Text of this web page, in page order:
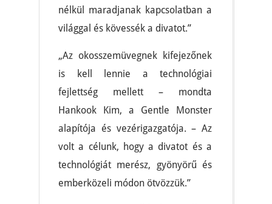
nélkül maradjanak kapcsolatban a
világgal és kövessék a divatot.”
„Az okosszemüvegnek kifejezőnek
is kell lennie a technológiai
fejlettség mellett – mondta
Hankook Kim, a Gentle Monster
alapítója és vezérigazgatója. – Az
volt a célunk, hogy a divatot és a
technológiát merész, gyönyörű és
emberközeli módon ötvözzük.”